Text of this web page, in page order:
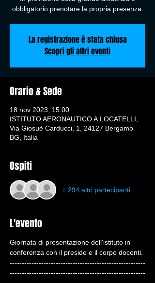
obbligatorio prenotare la propria presenza.
La registrazione è stata chiusa
Scopri gli altri eventi
Orario & Sede
18 nov 2023, 15:00
ISTITUTO AERONAUTICO A.LOCATELLI,
Via Giosuè Carducci, 1, 24127 Bergamo
BG, Italia
Ospiti
+ 294 altri partecipanti
L'evento
Giornata di presentazione dell'istituto in
conferenza con il preside e il corpo docenti.
--------------------------------------------------------
--------------------------------------------------------